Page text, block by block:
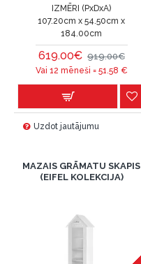
IZMĒRI (PxDxA)
107.20cm x 54.50cm x
184.00cm
619.00€ 919.00€
Vai 12 mēneši = 51.58 €
Uzdot jautājumu
MAZAIS GRĀMATU SKAPIS
(EIFEL KOLEKCIJA)